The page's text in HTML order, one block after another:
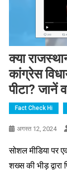
क्या
कांग्रेस
पीटा? जानें
Fact Check Hi
अगस्त 12, 2024
सोशल मीडिया पर
शख्स की भीड़ द्वारा